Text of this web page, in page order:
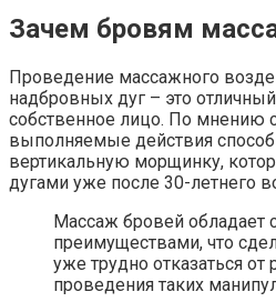
Зачем бровям
Проведение массажного
надбровных дуг – это
собственное лицо. По мнению
выполняемые действия
вертикальную морщинку,
дугами уже после 30-летнего
Массаж бровей обладает
преимуществами, что
уже трудно отказаться от
проведения таких